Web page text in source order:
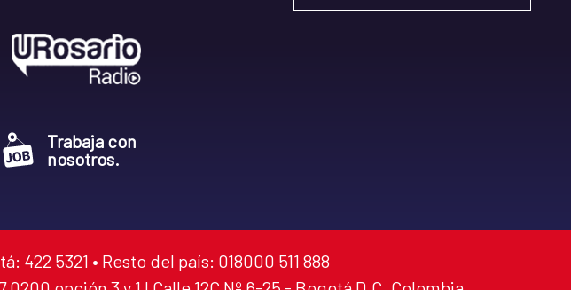
Trabaja con
nosotros.
422 5321 • Resto del país: 018000 511 888